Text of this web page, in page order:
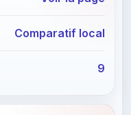
Comparatif local
9